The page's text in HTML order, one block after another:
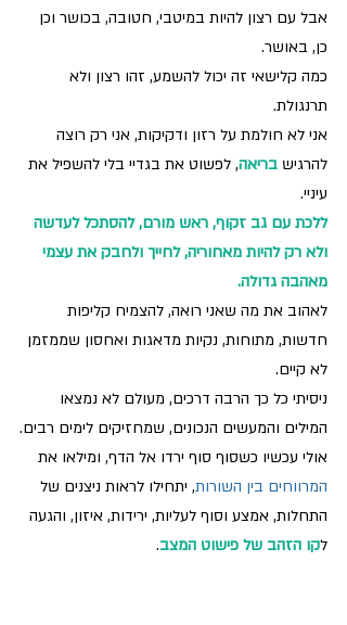
אבל עם רצון להיות במיטבי, חטובה, בכושר וכן
כן, באושר.
כמה קלישאי זה יכול להשמע, זהו רצון ולא
תרנגולת.
אני לא חולמת על רזון ודקיקות, אני רק רוצה
להרגיש בריאה, לפשוט את בגדיי בלי להשפיל את
עיניי.
ללכת עם גב זקוף, ראש מורם, להסתכל לעדשה
ולא רק להיות מאחוריה, לחייך ולחבק את עצמי
מאהבה גדולה.
לאהוב את מה שאני רואה, להצמיח קליפות
חדשות, מתוחות, נקיות מדאגות ואחסון שממזמן
לא קיים.
ניסיתי כל כך הרבה דרכים, מעולם לא נמצאו
המילים והמעשים הנכונים, שמחזיקים לימים רבים.
אולי עכשיו כשסוף סוף ירדו אל הדף, ומילאו את
המרווחים בין השורות, יתחילו לראות ניצנים של
התחלות, אמצע וסוף לעליות, ירידות, איזון, והגעה
לקו הזהב של פישוט המצב.